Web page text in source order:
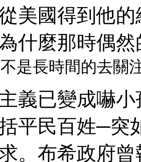
美國得到他
什麼那時偶
是長時間的去關
義已變成嚇
平民百姓─突
。布希政府